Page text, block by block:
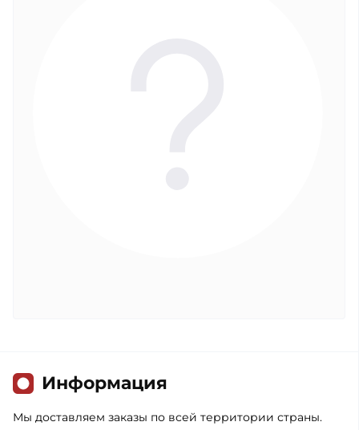
Информация
Мы доставляем заказы по всей территории страны.